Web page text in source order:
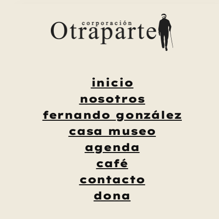
inicio
nosotros
fernando gonzález
casa museo
agenda
café
contacto
dona